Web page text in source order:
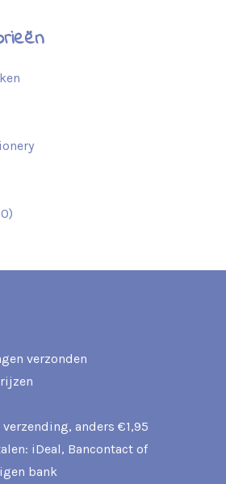
verzonden
anders €1,95
iDeal, Bancontact of
bank